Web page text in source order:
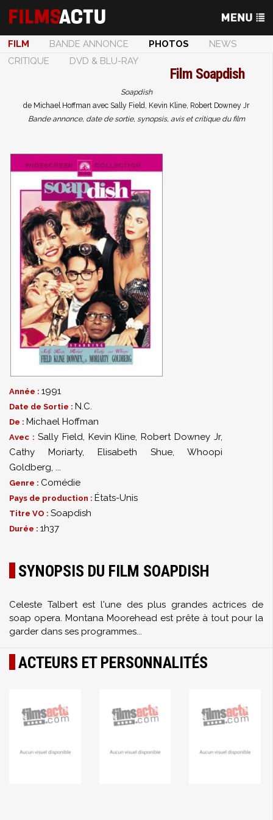
FILM BANDE ANNONCE PHOTOS
NEWS
CRITIQUE
DVD & BLU-RAY
Film Soapdish
Soapdish
de Michael Hoffman avec Sally Field, Kevin Kline, Robert Downey Jr
Bande annonce, date de sortie, synopsis, avis et critique du film
Année : 1991
Date de Sortie : N.C.
De : Michael Hoffman
Avec : Sally Field, Kevin Kline,Robert Downey Jr,
Cathy Moriarty, Elisabeth Shue, Whoopi
Goldberg, ...
Genre : Comédie
Pays de production : États-Unis
Titre VO : Soapdish
Durée : 1h37
SYNOPSIS DU FILM SOAPDISH
Celeste Talbert est l'une des plus grandes actrices de
soap opera. Montana Moorehead est prête à tout pour la
garder dans ses programmes...
ACTEURS ET PERSONNALITÉS